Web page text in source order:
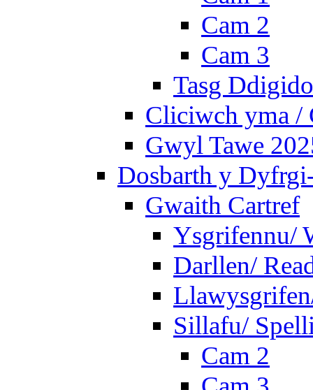
Cam 2
Cam 3
Tasg
Cliciwch yma /
Gwyl Tawe
Dosbarth y
Gwaith Cartref
Ysgrifennu/
Darllen/
Sillafu/
Cam 2